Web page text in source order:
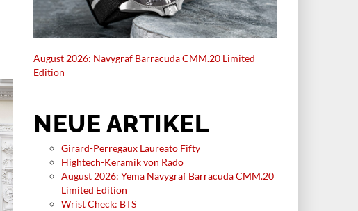
August 2026: Navygraf Barracuda CMM.20 Limited
Edition
NEUE ARTIKEL
Girard-Perregaux Laureato Fifty
Hightech-Keramik von Rado
August 2026: Yema Navygraf Barracuda CMM.20
Limited Edition
Wrist Check: BTS